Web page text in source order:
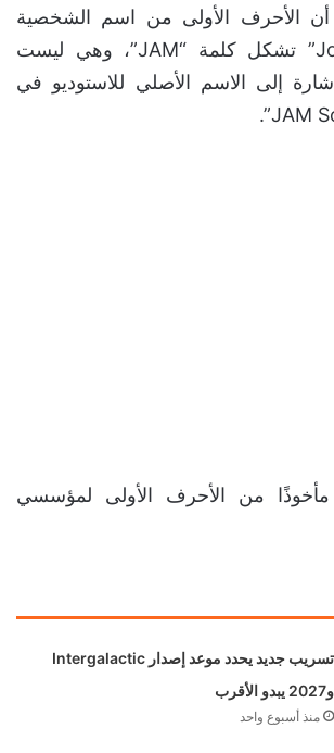
أن الأحرف الأولى من اسم الشخصية
“Jordan A. Mun” تشكل كلمة “JAM”، وهي ليست
إلى الاسم الأصلي للاستوديو في
من الأحرف الأولى لمؤسسي
تسريب جديد يحدد موعد إصدار Intergalactic
و2027 يبدو الأقرب
منذ أسبوع واحد